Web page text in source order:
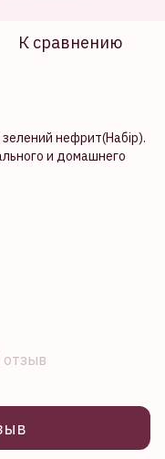
К сравнению
нефрит(Набір).
и домашнего